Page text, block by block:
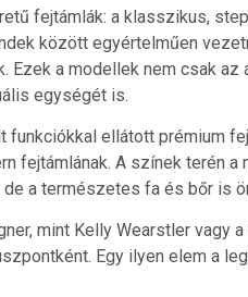
fejtámlák: a klasszikus,
között egyértelműen
a modellek nem csak az
egységét is.
ellátott prémium
fejtámlának. A színek terén a
a természetes fa és bőr is
mint Kelly Wearstler vagy
Egy ilyen elem a